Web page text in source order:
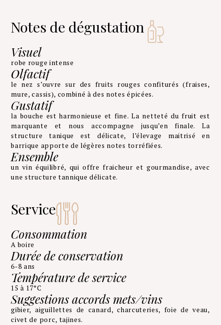
Notes de dégustation
Visuel
robe rouge intense
Olfactif
le nez s’ouvre sur des fruits rouges confiturés (fraises,
mure, cassis), combiné à des notes épicées.
Gustatif
la bouche est harmonieuse et fine. La netteté du fruit est
marquante et nous accompagne jusqu’en finale. La
structure tanique est délicate, l’élevage maitrisé en
barrique apporte de légères notes torréfiées.
Ensemble
un vin équilibré, qui offre fraicheur et gourmandise, avec
une structure tannique délicate.
Service
Consommation
A boire
Durée de conservation
6-8 ans
Température de service
15 à 17°C
Suggestions accords mets/vins
gibier, aiguillettes de canard, charcuteries, foie de veau,
civet de porc, tajines.